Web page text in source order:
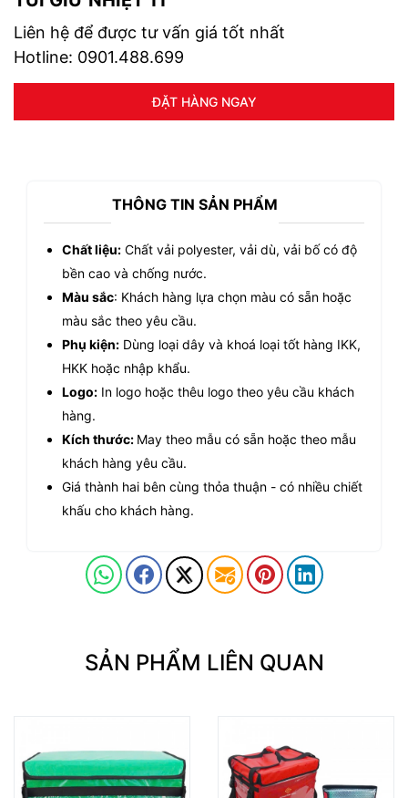
Liên hệ để được tư vấn giá tốt nhất
Hotline: 0901.488.699
ĐẶT HÀNG NGAY
THÔNG TIN SẢN PHẨM
Chất liệu: Chất vải polyester, vải dù, vải bố có độ
bền cao và chống nước.
Màu sắc: Khách hàng lựa chọn màu có sẵn hoặc
màu sắc theo yêu cầu.
Phụ kiện: Dùng loại dây và khoá loại tốt hàng IKK,
HKK hoặc nhập khẩu.
Logo: In logo hoặc thêu logo theo yêu cầu khách
hàng.
Kích thước: May theo mẫu có sẵn hoặc theo mẫu
khách hàng yêu cầu.
Giá thành hai bên cùng thỏa thuận - có nhiều chiết
khấu cho khách hàng.
SẢN PHẨM LIÊN QUAN